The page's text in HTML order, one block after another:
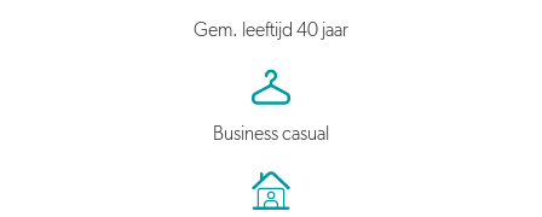
Gem. leeftijd 40 jaar
Business casual